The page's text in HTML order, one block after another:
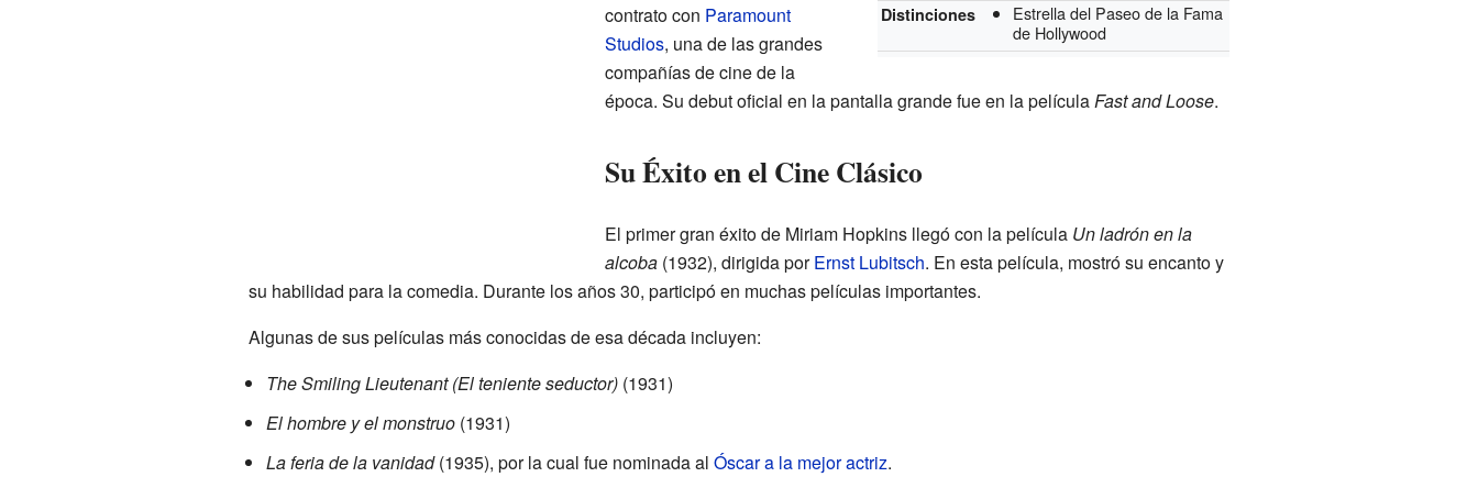
Distinciones
Estrella del Paseo de la Fama
de Hollywood
contrato con Paramount
Studios, una de las grandes
compañías de cine de la
época. Su debut oficial en la pantalla grande fue en la películaFast and Loose.
Su Éxito en el Cine Clásico
El primer gran éxito de Miriam Hopkins llegó con la película Un ladrón en la
alcoba(1932), dirigida porErnst Lubitsch. En esta película, mostró su encanto y
su habilidad para la comedia. Durante los años 30, participó en muchas películas importantes.
Algunas de sus películas más conocidas de esa década incluyen:
The Smiling Lieutenant (El teniente seductor)(1931)
El hombre y el monstruo(1931)
La feria de la vanidad(1935), por la cual fue nominada al Óscar a la mejor actriz.